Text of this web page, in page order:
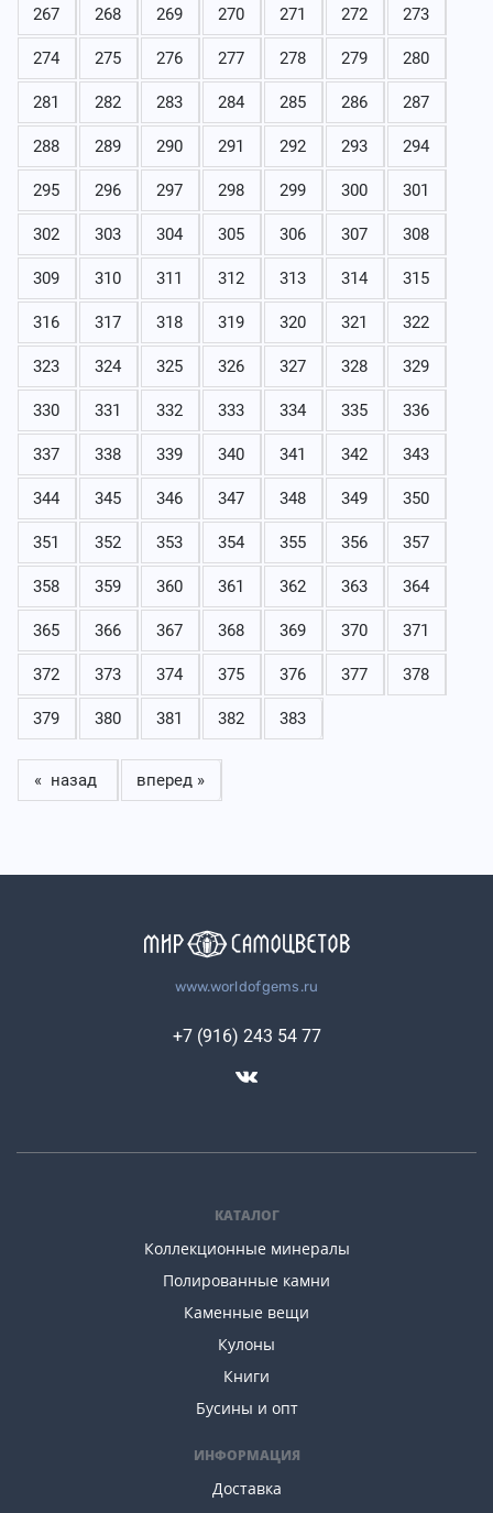
267 268 269 270 271 272 273
274 275 276 277 278 279 280
281 282 283 284 285 286 287
288 289 290 291 292 293 294
295 296 297 298 299 300 301
302 303 304 305 306 307 308
309 310 311 312 313 314 315
316 317 318 319 320 321 322
323 324 325 326 327 328 329
330 331 332 333 334 335 336
337 338 339 340 341 342 343
344 345 346 347 348 349 350
351 352 353 354 355 356 357
358 359 360 361 362 363 364
365 366 367 368 369 370 371
372 373 374 375 376 377 378
379 380 381 382 383
« назад вперед »
www.worldofgems.ru
КАТАЛОГ
Коллекционные минералы
Полированные камни
Каменные вещи
Кулоны
Книги
Бусины и опт
ИНФОРМАЦИЯ
Доставка
+7 (916) 243 54 77